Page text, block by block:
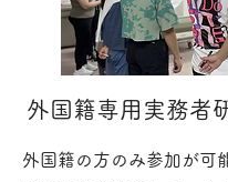
外国籍専用実務者
外国籍の方のみ参加が可